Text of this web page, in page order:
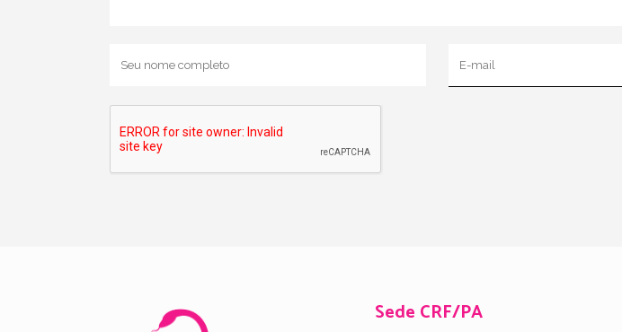
Sede CRF/PA